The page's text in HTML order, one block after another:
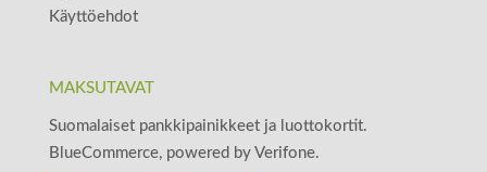
Käyttöehdot
MAKSUTAVAT
Suomalaiset pankkipainikkeet ja luottokortit.
BlueCommerce, powered by Verifone.